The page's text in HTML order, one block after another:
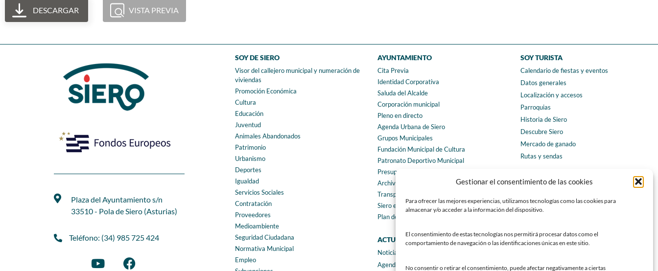
Gestionar el consentimiento de las cookies
Para ofrecer las mejores experiencias, utilizamos tecnologías como las cookies para
almacenar y/o acceder a la información del dispositivo.
El consentimiento de estas tecnologías nos permitirá procesar datos como el
comportamiento de navegación o las identificaciones únicas en este sitio.
No consentir o retirar el consentimiento, puede afectar negativamente a ciertas
DESCARGAR VISTA PREVIA
Plaza del Ayuntamiento s/n
33510 - Pola de Siero (Asturias)
Teléfono: (34) 985 725 424
SOY DE SIERO
Visor del callejero municipal y numeración de
viviendas
Promoción Económica
Cultura
Educación
Juventud
Animales Abandonados
Patrimonio
Urbanismo
Deportes
Igualdad
Servicios Sociales
Contratación
Proveedores
Medioambiente
Seguridad Ciudadana
Normativa Municipal
Empleo
AYUNTAMIENTO
Cita Previa
Identidad Corporativa
Saluda del Alcalde
Corporación municipal
Pleno en directo
Agenda Urbana de Siero
Grupos Municipales
Fundación Municipal de Cultura
Patronato Deportivo Municipal
Presupuestos municipales
Archivo municipal
Transparencia
Siero en Cifras
Plan de igualdad
ACTUALIDAD
Noticias
Agenda
SOY TURISTA
Calendario de fiestas y eventos
Datos generales
Localización y accesos
Parroquias
Historia de Siero
Descubre Siero
Mercado de ganado
Rutas y sendas
CONTACTO
Teléfonos de interés
Formulario de contacto